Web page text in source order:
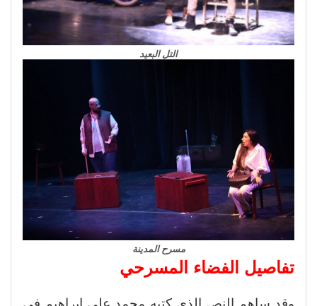
التل البعيد
مسرح المدينة
تفاصيل الفضاء المسرحي